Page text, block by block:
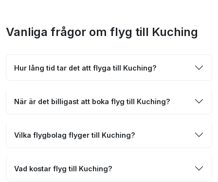
Vanliga frågor om flyg till Kuching
Hur lång tid tar det att flyga till Kuching?
När är det billigast att boka flyg till Kuching?
Vilka flygbolag flyger till Kuching?
Vad kostar flyg till Kuching?